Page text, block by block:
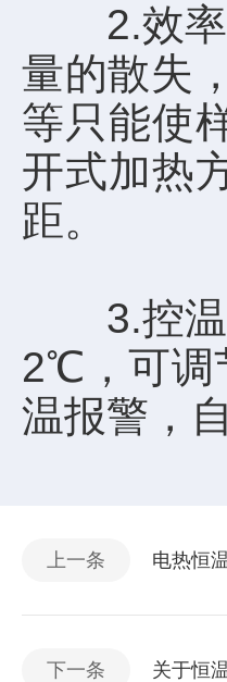
2.效率
量的散失
等只能使
开式加热
距。
3.控温准
2℃，可调
温报警，
上一条 电热恒
下一条 关于恒